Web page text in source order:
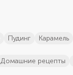
пудинг карамель
домашние рецепты